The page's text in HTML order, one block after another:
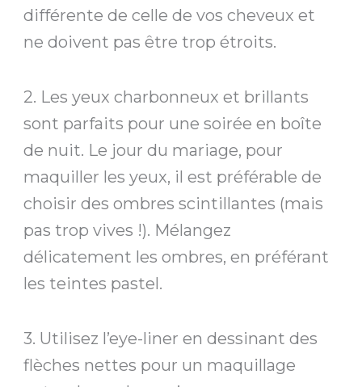
différente de celle de vos cheveux et
ne doivent pas être trop étroits.
2. Les yeux charbonneux et brillants
sont parfaits pour une soirée en boîte
de nuit. Le jour du mariage, pour
maquiller les yeux, il est préférable de
choisir des ombres scintillantes (mais
pas trop vives !). Mélangez
délicatement les ombres, en préférant
les teintes pastel.
3. Utilisez l’eye-liner en dessinant des
flèches nettes pour un maquillage